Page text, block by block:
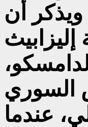
ويذكر أن
السوري
عندما